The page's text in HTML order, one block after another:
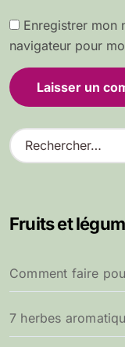
Enregistrer mon
navigateur pour
R
e
r
e
r
:
Fruits et
Comment faire
7 herbes